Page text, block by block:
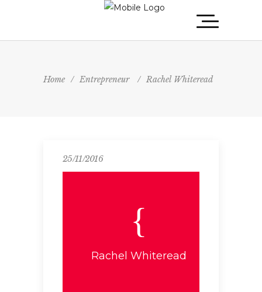
Home / Entrepreneur / Rachel Whiteread
25/11/2016
Rachel Whiteread